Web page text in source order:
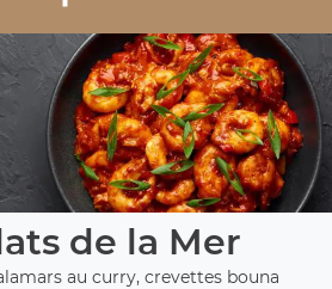
de la Mer
au curry, crevettes bouna